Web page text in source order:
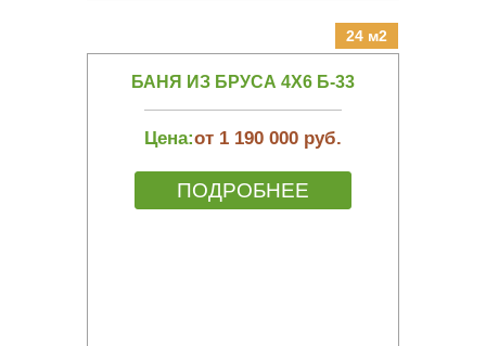
24 м2
БАНЯ ИЗ БРУСА 4Х6 Б-33
Цена:от 1 190 000 руб.
ПОДРОБНЕЕ